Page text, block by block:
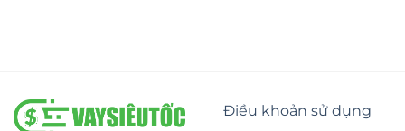
Điều khoản sử dụng